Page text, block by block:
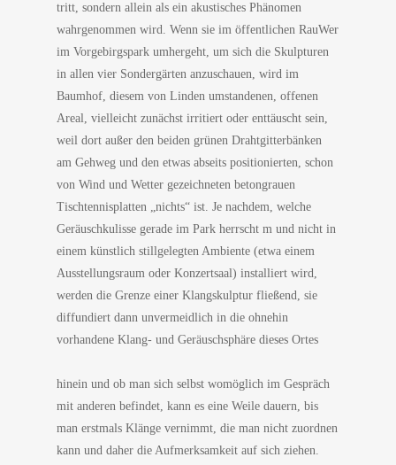
tritt, sondern allein als ein akustisches Phänomen
wahrgenommen wird. Wenn sie im öffentlichen RauWer
im Vorgebirgspark umhergeht, um sich die Skulpturen
in allen vier Sondergärten anzuschauen, wird im
Baumhof, diesem von Linden umstandenen, offenen
Areal, vielleicht zunächst irritiert oder enttäuscht sein,
weil dort außer den beiden grünen Drahtgitterbänken
am Gehweg und den etwas abseits positionierten, schon
von Wind und Wetter gezeichneten betongrauen
Tischtennisplatten „nichts“ ist. Je nachdem, welche
Geräuschkulisse gerade im Park herrscht m und nicht in
einem künstlich stillgelegten Ambiente (etwa einem
Ausstellungsraum oder Konzertsaal) installiert wird,
werden die Grenze einer Klangskulptur fließend, sie
diffundiert dann unvermeidlich in die ohnehin
vorhandene Klang- und Geräuschsphäre dieses Ortes
hinein und ob man sich selbst womöglich im Gespräch
mit anderen befindet, kann es eine Weile dauern, bis
man erstmals Klänge vernimmt, die man nicht zuordnen
kann und daher die Aufmerksamkeit auf sich ziehen.